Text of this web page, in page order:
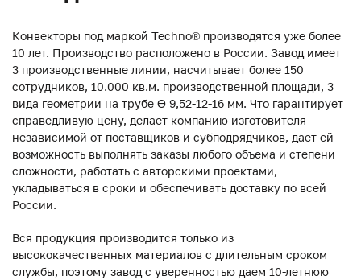
Конвекторы под маркой Techno® производятся уже более
10 лет. Производство расположено в России. Завод имеет
3 производственные линии, насчитывает более 150
сотрудников, 10.000 кв.м. производственной площади, 3
вида геометрии на трубе ϴ 9,52-12-16 мм. Что гарантирует
справедливую цену, делает компанию изготовителя
независимой от поставщиков и субподрядчиков, дает ей
возможность выполнять заказы любого объема и степени
сложности, работать с авторскими проектами,
укладываться в сроки и обеспечивать доставку по всей
России.
Вся продукция производится только из
высококачественных материалов с длительным сроком
службы, поэтому завод с уверенностью даем 10-летнюю